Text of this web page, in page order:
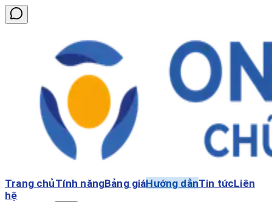
Trang chủTính năngBảng giáHướng dẫnTin tứcLiên
hệ